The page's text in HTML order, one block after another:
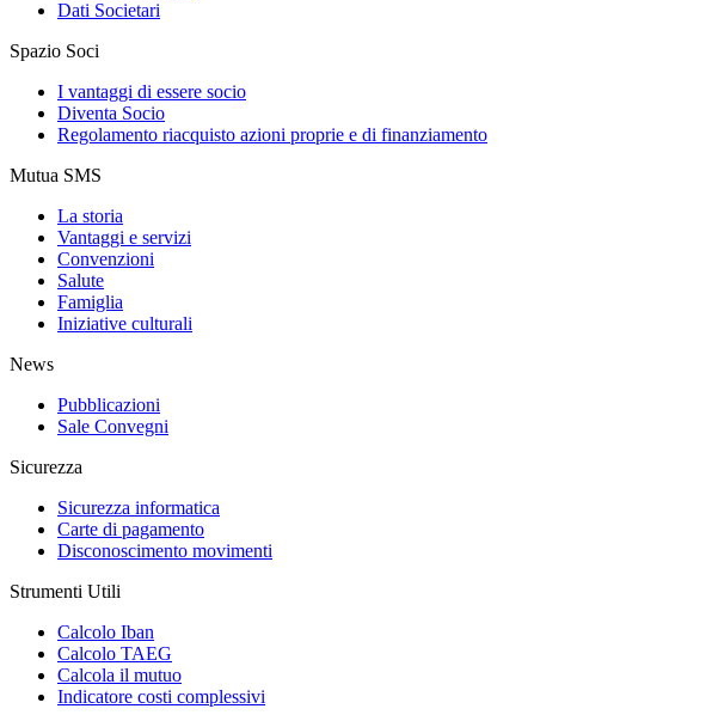
Dati Societari
Spazio Soci
I vantaggi di essere socio
Diventa Socio
Regolamento riacquisto azioni proprie e di finanziamento
Mutua SMS
La storia
Vantaggi e servizi
Convenzioni
Salute
Famiglia
Iniziative culturali
News
Pubblicazioni
Sale Convegni
Sicurezza
Sicurezza informatica
Carte di pagamento
Disconoscimento movimenti
Strumenti Utili
Calcolo Iban
Calcolo TAEG
Calcola il mutuo
Indicatore costi complessivi